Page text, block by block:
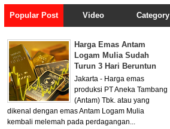
Popular Post Video Category
Harga Emas Antam
Logam Mulia Sudah
Turun 3 Hari Beruntun
Jakarta - Harga emas
produksi PT Aneka Tambang
(Antam) Tbk. atau yang
dikenal dengan emas Antam Logam Mulia
kembali melemah pada perdagangan...